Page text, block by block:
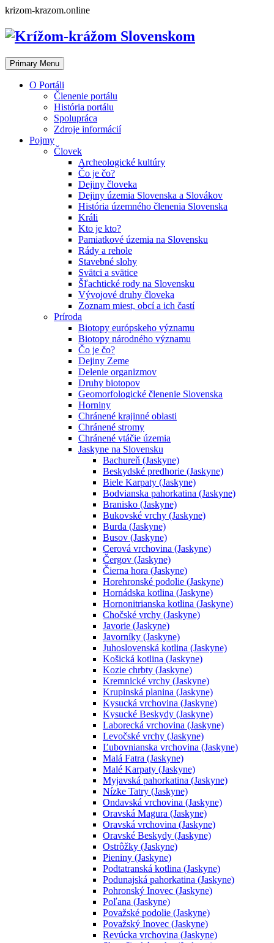
Skip
content
krizom-krazom.online
Primary Menu
O Portáli
Členenie portálu
História portálu
Spolupráca
Zdroje informácií
Pojmy
Človek
Archeologické kultúry
Čo je čo?
Dejiny človeka
Dejiny územia Slovenska a Slovákov
História územného členenia Slovenska
Králi
Kto je kto?
Pamiatkové územia na Slovensku
Rády a rehole
Stavebné slohy
Svätci a svätice
Šľachtické rody na Slovensku
Vývojové druhy človeka
Zoznam miest, obcí a ich častí
Príroda
Biotopy európskeho významu
Biotopy národného významu
Čo je čo?
Dejiny Zeme
Delenie organizmov
Druhy biotopov
Geomorfologické členenie Slovenska
Horniny
Chránené krajinné oblasti
Chránené stromy
Chránené vtáčie územia
Jaskyne na Slovensku
Bachureň (Jaskyne)
Beskydské predhorie (Jaskyne)
Biele Karpaty (Jaskyne)
Bodvianska pahorkatina (Jaskyne)
Branisko (Jaskyne)
Bukovské vrchy (Jaskyne)
Burda (Jaskyne)
Busov (Jaskyne)
Cerová vrchovina (Jaskyne)
Čergov (Jaskyne)
Čierna hora (Jaskyne)
Horehronské podolie (Jaskyne)
Hornádska kotlina (Jaskyne)
Hornonitrianska kotlina (Jaskyne)
Chočské vrchy (Jaskyne)
Javorie (Jaskyne)
Javorníky (Jaskyne)
Juhoslovenská kotlina (Jaskyne)
Košická kotlina (Jaskyne)
Kozie chrbty (Jaskyne)
Kremnické vrchy (Jaskyne)
Krupinská planina (Jaskyne)
Kysucká vrchovina (Jaskyne)
Kysucké Beskydy (Jaskyne)
Laborecká vrchovina (Jaskyne)
Levočské vrchy (Jaskyne)
Ľubovnianska vrchovina (Jaskyne)
Malá Fatra (Jaskyne)
Malé Karpaty (Jaskyne)
Myjavská pahorkatina (Jaskyne)
Nízke Tatry (Jaskyne)
Ondavská vrchovina (Jaskyne)
Oravská Magura (Jaskyne)
Oravská vrchovina (Jaskyne)
Oravské Beskydy (Jaskyne)
Ostrôžky (Jaskyne)
Pieniny (Jaskyne)
Podtatranská kotlina (Jaskyne)
Podunajská pahorkatina (Jaskyne)
Pohronský Inovec (Jaskyne)
Poľana (Jaskyne)
Považské podolie (Jaskyne)
Považský Inovec (Jaskyne)
Revúcka vrchovina (Jaskyne)